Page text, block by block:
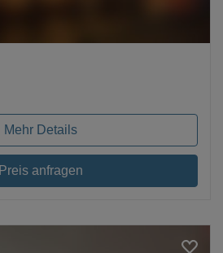
Mehr Details
Preis anfragen